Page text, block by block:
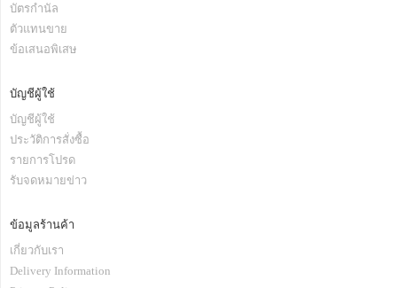
บัตรกำนัล
ตัวแทนขาย
ข้อเสนอพิเสษ
บัญชีผู้ใช้
บัญชีผู้ใช้
ประวัติการสั่งซื้อ
รายการโปรด
รับจดหมายข่าว
ข้อมูลร้านค้า
เกี่ยวกับเรา
Delivery Information